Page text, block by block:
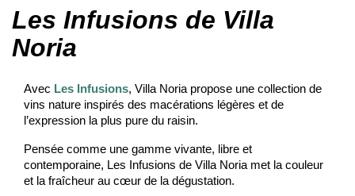
Les Infusions de Villa
Noria
Avec Les Infusions, Villa Noria propose une collection de
vins nature inspirés des macérations légères et de
l’expression la plus pure du raisin.
Pensée comme une gamme vivante, libre et
contemporaine, Les Infusions de Villa Noria met la couleur
et la fraîcheur au cœur de la dégustation.